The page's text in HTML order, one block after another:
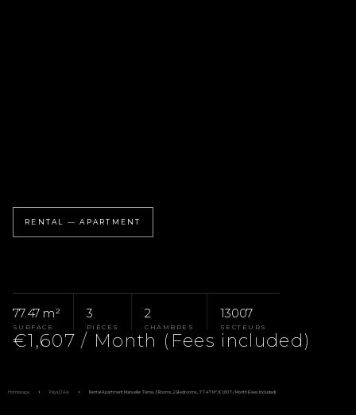
RENTAL — APARTMENT
77.47 m²
SURFACE
3
PIÈCES
2
CHAMBRES
13007
SECTEURS
€1,607 / Month (Fees included)
Homepage Pays D'Aix Rental Apartment Marseille 7ème, 3 Rooms, 2 Bedrooms, 77.47 M², €1,607 / Month (Fees Included)